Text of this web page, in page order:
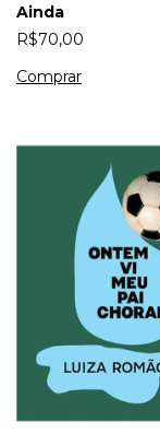
Ainda
R$70,00